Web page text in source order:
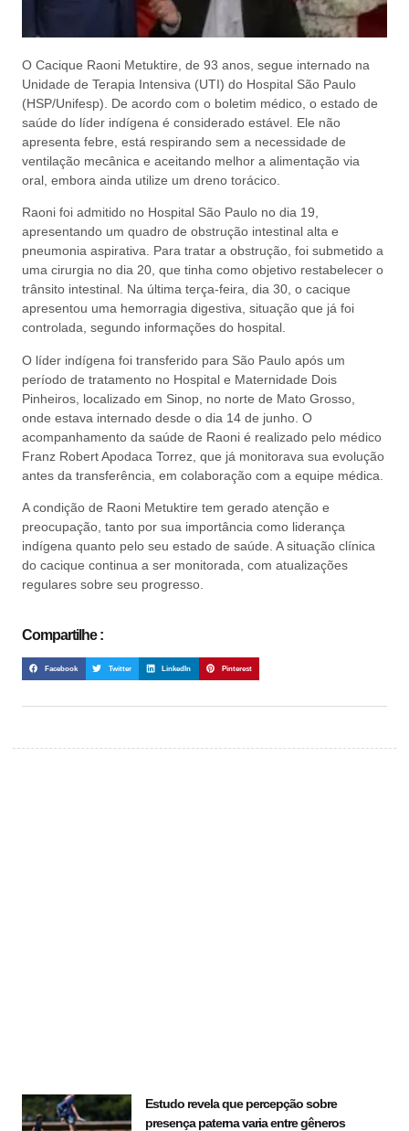
O Cacique Raoni Metuktire, de 93 anos, segue internado na
Unidade de Terapia Intensiva (UTI) do Hospital São Paulo
(HSP/Unifesp). De acordo com o boletim médico, o estado de
saúde do líder indígena é considerado estável. Ele não
apresenta febre, está respirando sem a necessidade de
ventilação mecânica e aceitando melhor a alimentação via
oral, embora ainda utilize um dreno torácico.
Raoni foi admitido no Hospital São Paulo no dia 19,
apresentando um quadro de obstrução intestinal alta e
pneumonia aspirativa. Para tratar a obstrução, foi submetido a
uma cirurgia no dia 20, que tinha como objetivo restabelecer o
trânsito intestinal. Na última terça-feira, dia 30, o cacique
apresentou uma hemorragia digestiva, situação que já foi
controlada, segundo informações do hospital.
O líder indígena foi transferido para São Paulo após um
período de tratamento no Hospital e Maternidade Dois
Pinheiros, localizado em Sinop, no norte de Mato Grosso,
onde estava internado desde o dia 14 de junho. O
acompanhamento da saúde de Raoni é realizado pelo médico
Franz Robert Apodaca Torrez, que já monitorava sua evolução
antes da transferência, em colaboração com a equipe médica.
A condição de Raoni Metuktire tem gerado atenção e
preocupação, tanto por sua importância como liderança
indígena quanto pelo seu estado de saúde. A situação clínica
do cacique continua a ser monitorada, com atualizações
regulares sobre seu progresso.
Compartilhe :
Facebook Twitter LinkedIn Pinterest
Estudo revela que percepção sobre
presença paterna varia entre gêneros